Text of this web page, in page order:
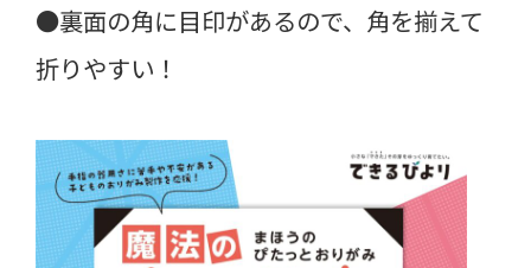
●裏面の角に目印があるので、角を揃えて
折りやすい！